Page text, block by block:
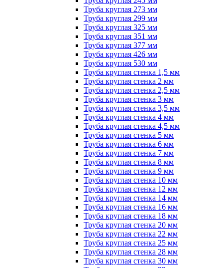
Труба круглая 273 мм
Труба круглая 299 мм
Труба круглая 325 мм
Труба круглая 351 мм
Труба круглая 377 мм
Труба круглая 426 мм
Труба круглая 530 мм
Труба круглая стенка 1,5 мм
Труба круглая стенка 2 мм
Труба круглая стенка 2,5 мм
Труба круглая стенка 3 мм
Труба круглая стенка 3,5 мм
Труба круглая стенка 4 мм
Труба круглая стенка 4,5 мм
Труба круглая стенка 5 мм
Труба круглая стенка 6 мм
Труба круглая стенка 7 мм
Труба круглая стенка 8 мм
Труба круглая стенка 9 мм
Труба круглая стенка 10 мм
Труба круглая стенка 12 мм
Труба круглая стенка 14 мм
Труба круглая стенка 16 мм
Труба круглая стенка 18 мм
Труба круглая стенка 20 мм
Труба круглая стенка 22 мм
Труба круглая стенка 25 мм
Труба круглая стенка 28 мм
Труба круглая стенка 30 мм